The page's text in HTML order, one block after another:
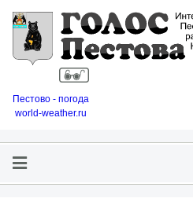
Пестово - погода
world-weather.ru